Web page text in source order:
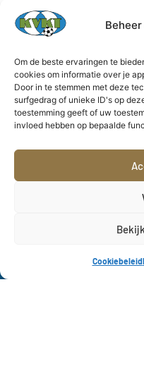
Om de beste ervaringen te
cookies om informatie over je
Door in te stemmen met deze
surfgedrag of unieke ID's op
toestemming geeft of uw
invloed hebben op bepaalde
Cookiebeleid
KVK Tienen
KVK Tienen
KVK Tienen